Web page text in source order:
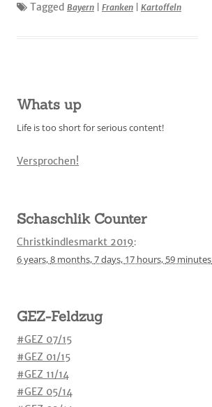
Tagged Bayern Franken Kartoffeln
Whats up
Life is too short for serious content!
Versprochen!
Schaschlik Counter
Christkindlesmarkt 2019:
6 years,8 months,7 days, 17 hours, 59 minutes
GEZ-Feldzug
#GEZ 07/15
#GEZ 01/15
#GEZ 11/14
#GEZ 05/14